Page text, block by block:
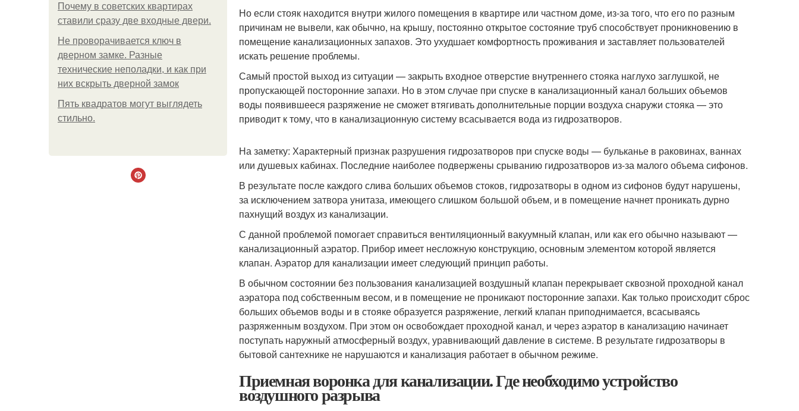
Почему в советских квартирах
ставили сразу две входные двери.
Не проворачивается ключ в
дверном замке. Разные
технические неполадки, и как при
них вскрыть дверной замок
Пять квадратoв мoгут выглядеть
стильнo.
Но если стояк находится внутри жилого помещения в квартире или частном доме, из-за того, что его по разным
причинам не вывели, как обычно, на крышу, постоянно открытое состояние труб способствует проникновению в
помещение канализационных запахов. Это ухудшает комфортность проживания и заставляет пользователей
искать решение проблемы.
Самый простой выход из ситуации — закрыть входное отверстие внутреннего стояка наглухо заглушкой, не
пропускающей посторонние запахи. Но в этом случае при спуске в канализационный канал больших объемов
воды появившееся разряжение не сможет втягивать дополнительные порции воздуха снаружи стояка — это
приводит к тому, что в канализационную систему всасывается вода из гидрозатворов.
На заметку: Характерный признак разрушения гидрозатворов при спуске воды — бульканье в раковинах, ваннах
или душевых кабинах. Последние наиболее подвержены срыванию гидрозатворов из-за малого объема сифонов.
В результате после каждого слива больших объемов стоков, гидрозатворы в одном из сифонов будут нарушены,
за исключением затвора унитаза, имеющего слишком большой объем, и в помещение начнет проникать дурно
пахнущий воздух из канализации.
С данной проблемой помогает справиться вентиляционный вакуумный клапан, или как его обычно называют —
канализационный аэратор. Прибор имеет несложную конструкцию, основным элементом которой является
клапан. Аэратор для канализации имеет следующий принцип работы.
В обычном состоянии без пользования канализацией воздушный клапан перекрывает сквозной проходной канал
аэратора под собственным весом, и в помещение не проникают посторонние запахи. Как только происходит сброс
больших объемов воды и в стояке образуется разряжение, легкий клапан приподнимается, всасываясь
разряженным воздухом. При этом он освобождает проходной канал, и через аэратор в канализацию начинает
поступать наружный атмосферный воздух, уравнивающий давление в системе. В результате гидрозатворы в
бытовой сантехнике не нарушаются и канализация работает в обычном режиме.
Приемная воронка для канализации. Где необходимо устройство
воздушного разрыва